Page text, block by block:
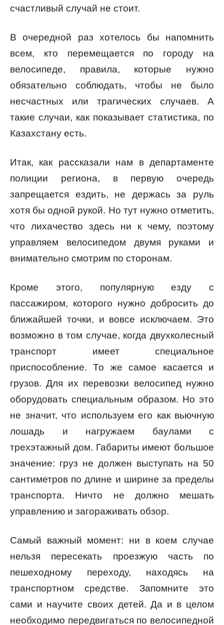
счастливый случай не стоит.
В очередной раз хотелось бы напомнить
всем, кто перемещается по городу на
велосипеде, правила, которые нужно
обязательно соблюдать, чтобы не было
несчастных или трагических случаев. А
такие случаи, как показывает статистика, по
Казахстану есть.
Итак, как рассказали нам в департаменте
полиции региона, в первую очередь
запрещается ездить, не держась за руль
хотя бы одной рукой. Но тут нужно отметить,
что лихачество здесь ни к чему, поэтому
управляем велосипедом двумя руками и
внимательно смотрим по сторонам.
Кроме этого, популярную езду с
пассажиром, которого нужно добросить до
ближайшей точки, и вовсе исключаем. Это
возможно в том случае, когда двухколесный
транспорт имеет специальное
приспособление. То же самое касается и
грузов. Для их перевозки велосипед нужно
оборудовать специальным образом. Но это
не значит, что используем его как вьючную
лошадь и нагружаем баулами с
трехэтажный дом. Габариты имеют большое
значение: груз не должен выступать на 50
сантиметров по длине и ширине за пределы
транспорта. Ничто не должно мешать
управлению и загораживать обзор.
Самый важный момент: ни в коем случае
нельзя пересекать проезжую часть по
пешеходному переходу, находясь на
транспортном средстве. Запомните это
сами и научите своих детей. Да и в целом
необходимо передвигаться по велосипедной